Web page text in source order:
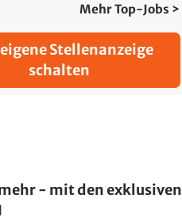
Mehr Top-Jobs >
Stellenanzeige
schalten
- mit den exklusiven